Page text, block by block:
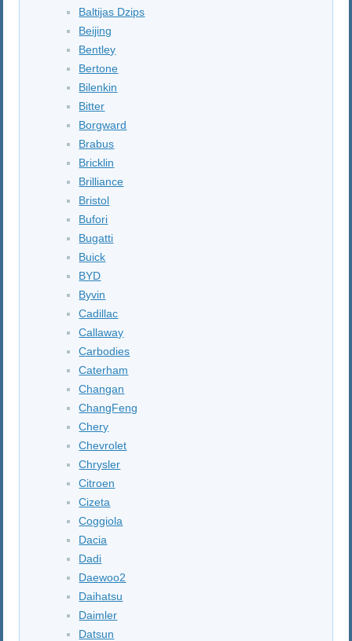
Baltijas Dzips
Beijing
Bentley
Bertone
Bilenkin
Bitter
Borgward
Brabus
Bricklin
Brilliance
Bristol
Bufori
Bugatti
Buick
BYD
Byvin
Cadillac
Callaway
Carbodies
Caterham
Changan
ChangFeng
Chery
Chevrolet
Chrysler
Citroen
Cizeta
Coggiola
Dacia
Dadi
Daewoo2
Daihatsu
Daimler
Datsun